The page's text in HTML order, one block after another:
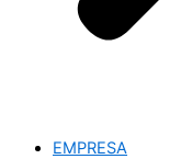
EMPRESA